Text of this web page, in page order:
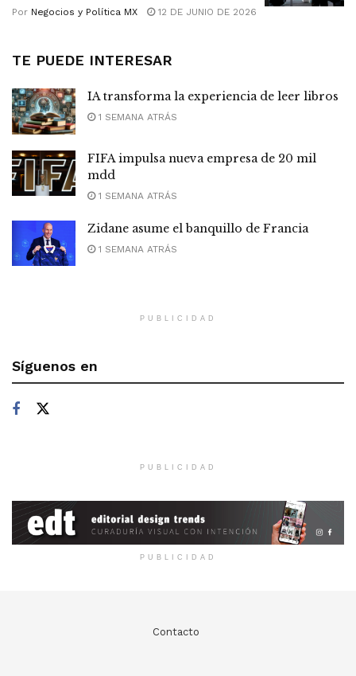
Por Negocios y Política MX 12 DE JUNIO DE 2026
TE PUEDE INTERESAR
IA transforma la experiencia de leer libros
1 SEMANA ATRÁS
FIFA impulsa nueva empresa de 20 mil
mdd
1 SEMANA ATRÁS
Zidane asume el banquillo de Francia
1 SEMANA ATRÁS
PUBLICIDAD
Síguenos en
PUBLICIDAD
PUBLICIDAD
Contacto